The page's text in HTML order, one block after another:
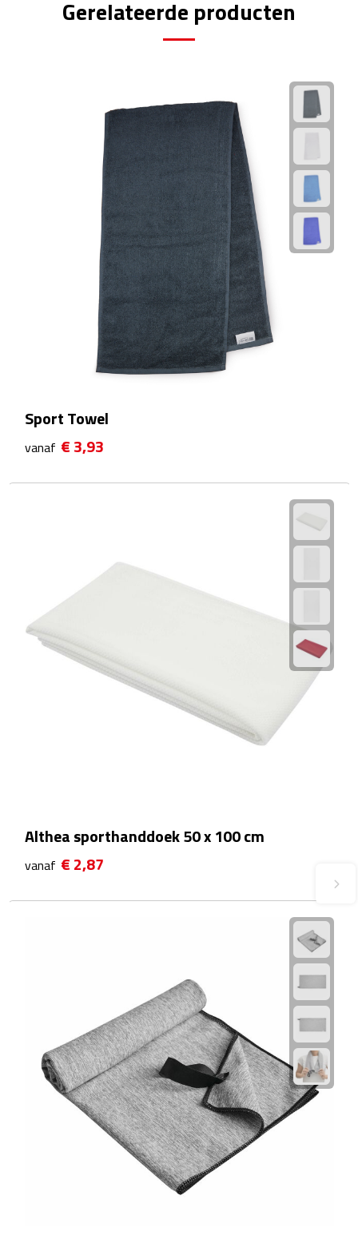
Thermosbekers
Drinkflessen
Opvouwbare drinkfles
Drinkflessen met karabijnhaak
Thermosflessen
Drinkglazen
Champagneglazen
Cocktailglazen
Wijnglazen
Mokken
Schoteltjes
Agenda's & Kalenders
Agenda's
Kalenders
Beurs & Evenementen
Gerelateerde producten
Sport Towel
vanaf € 3,93
Althea sporthanddoek 50 x 100 cm
vanaf € 2,87